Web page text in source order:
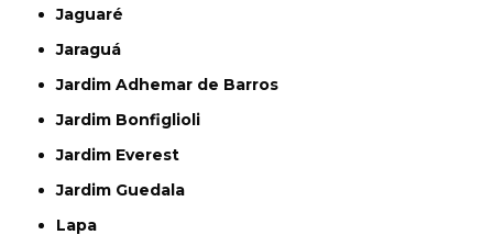
Jaguaré
Jaraguá
Jardim Adhemar de Barros
Jardim Bonfiglioli
Jardim Everest
Jardim Guedala
Lapa